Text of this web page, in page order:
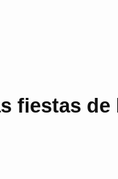
fiestas de